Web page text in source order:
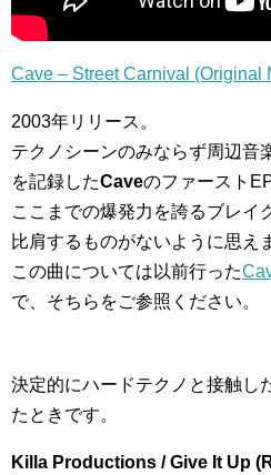
Cave – Street Carnival (Original
2003年リリース。
テクノシーンのみならず周辺音
を記録したCaveのファースト
ここまでの爆発力を誇るブレイ
比肩するものがないように思え
この曲については以前行った
で、そちらをご参照ください。
決定的にハードテクノと接触し
たときです。
Killa Productions / Give It Up